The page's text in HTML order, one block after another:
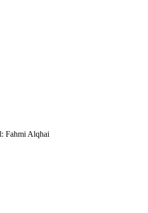
Fahmi Alqhai